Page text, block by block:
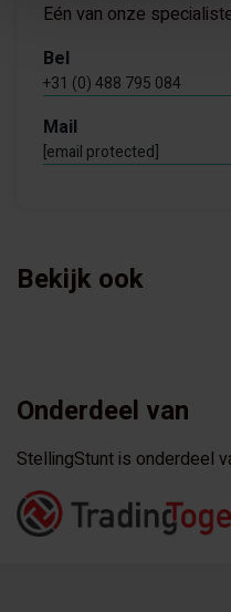
Eén van onze
Bel
+31 (0) 488 795 084
Mail
[email protected]
Bekijk ook
Onderdeel van
StellingStunt is onderdeel